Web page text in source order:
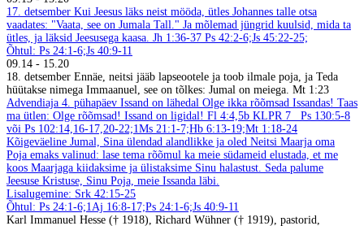
17. detsember Kui Jeesus läks neist mööda, ütles Johannes talle otsa
vaadates: "Vaata, see on Jumala Tall." Ja mõlemad jüngrid kuulsid, mida ta
ütles, ja läksid Jeesusega kaasa. Jh 1:36-37 Ps 42:2-6;Js 45:22-25;
Õhtul: Ps 24:1-6;Js 40:9-11
09.14 - 15.20
18. detsember Ennäe, neitsi jääb lapseootele ja toob ilmale poja, ja Teda
hüütakse nimega Immaanuel, see on tõlkes: Jumal on meiega. Mt 1:23
Advendiaja 4. pühapäev Issand on lähedal Olge ikka rõõmsad Issandas! Taas
ma ütlen: Olge rõõmsad! Issand on ligidal! Fl 4:4,5b KLPR 7
Ps 130:5-8
või Ps 102:14,16-17,20-22;1Ms 21:1-7;Hb 6:13-19;Mt 1:18-24
Kõigeväeline Jumal, Sina ülendad alandlikke ja oled Neitsi Maarja oma
Poja emaks valinud: lase tema rõõmul ka meie südameid elustada, et me
koos Maarjaga kiidaksime ja ülistaksime Sinu halastust. Seda palume
Jeesuse Kristuse, Sinu Poja, meie Issanda läbi.
Lisalugemine: Srk 42:15-25
Õhtul: Ps 24:1-6;1Aj 16:8-17;Ps 24:1-6;Js 40:9-11
Karl Immanuel Hesse († 1918), Richard Wühner († 1919), pastorid,